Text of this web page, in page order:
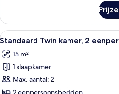
meerdere
bedden,
balkon,
tussenverdieping
Alle
foto's
voor
Standaard
Twin
kamer,
9
Standaard Twin kamer, 2
15 m²
1 slaapkamer
Max. aantal: 2
2 eenpersoonsbedden